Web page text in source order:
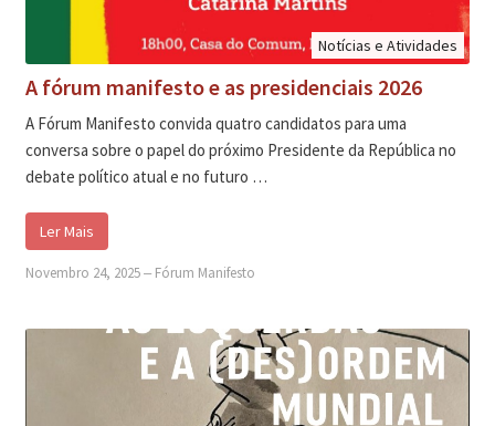
Notícias e Atividades
A fórum manifesto e as presidenciais 2026
A Fórum Manifesto convida quatro candidatos para uma
conversa sobre o papel do próximo Presidente da República no
debate político atual e no futuro …
Ler Mais
Novembro 24, 2025‒ Fórum Manifesto